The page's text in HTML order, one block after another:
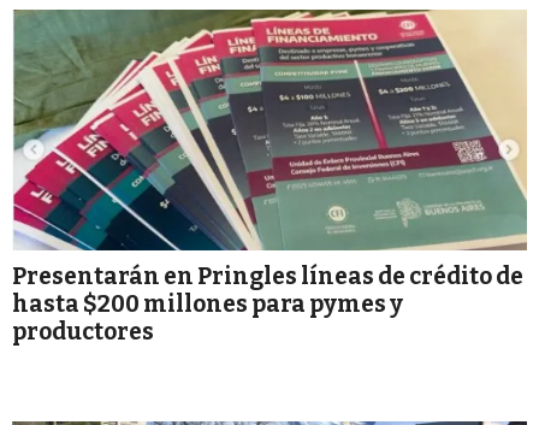
Presentarán en Pringles líneas de crédito de
hasta $200 millones para pymes y
productores